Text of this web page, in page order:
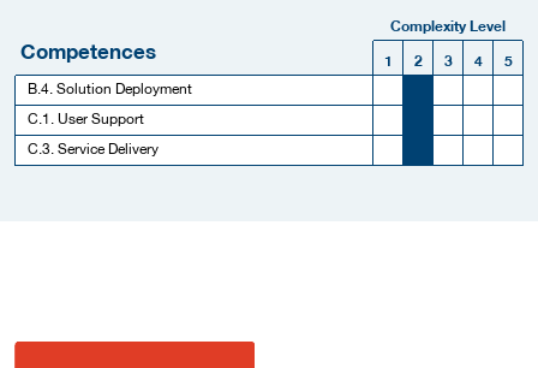
Complexity Level
Competences 1 2 3 4
5
B.4. Solution Deployment
C.1. User Support
C.3. Service Delivery